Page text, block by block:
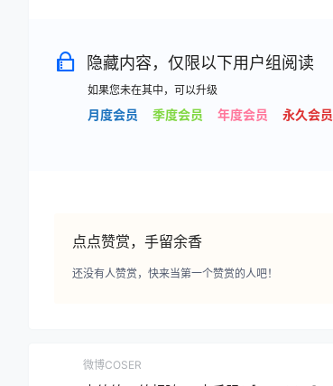
隐藏内容，仅限以下用户组阅读
如果您未在其中，可以升级
月度会员 季度会员 年度会员 永久会员
点点赞赏，手留余香
还没有人赞赏，快来当第一个赞赏的人吧！
微博COSER